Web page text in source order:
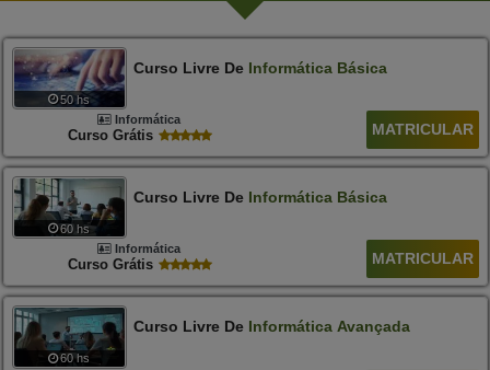
50 hs
Curso Livre De Informática Básica
Informática
Curso Grátis MATRICULAR
60 hs
Curso Livre De Informática Básica
Informática
Curso Grátis MATRICULAR
60 hs
Curso Livre De Informática Avançada